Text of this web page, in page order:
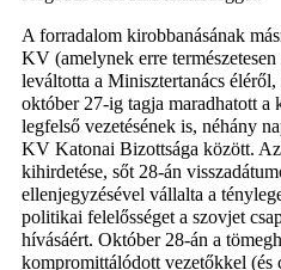
A forradalom kirobbanásának
KV (amelynek erre
leváltotta a Minisztertanács
október 27-ig tagja maradhatott a
legfelső vezetésének is, néhány
KV Katonai Bizottsága között.
kihirdetése, sőt 28-án
ellenjegyzésével vállalta a
politikai felelősséget a szovjet
hívásáért. Október 28-án a
kompromittálódott vezetőkkel (és